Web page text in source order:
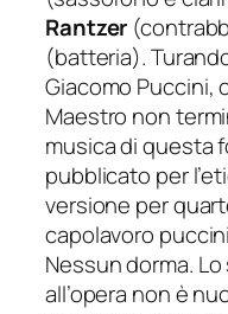
Rantzer
(batteria).
Giacomo Puccini,
Maestro non
musica di questa
pubblicato per
versione per
capolavoro
Nessun dorma.
all’opera non è